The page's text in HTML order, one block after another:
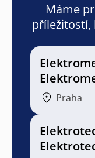
Máme
příležitostí,
Praha